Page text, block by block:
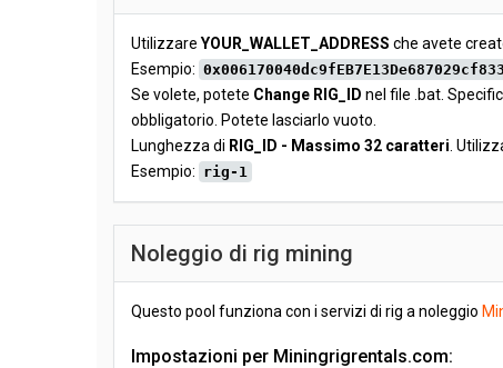
Utilizzare YOUR_WALLET_ADDRESS che avete
Esempio:
Se volete, potete Change RIG_ID nel file .bat.
obbligatorio. Potete lasciarlo vuoto.
Lunghezza di RIG_ID - Massimo 32 caratteri .
Esempio: rig-1
Noleggio di rig mining
Questo pool funziona con i servizi di rig a noleggio
Impostazioni per Miningrigrentals.com: